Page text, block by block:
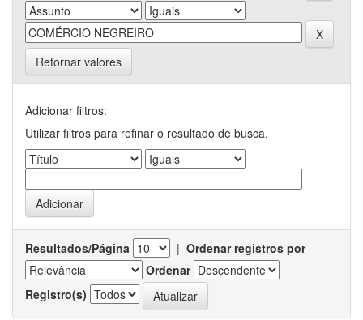
Retornar valores
Adicionar filtros:
Utilizar filtros para refinar o resultado de busca.
Resultados/Página | Ordenar registros por
Ordenar
Registro(s)